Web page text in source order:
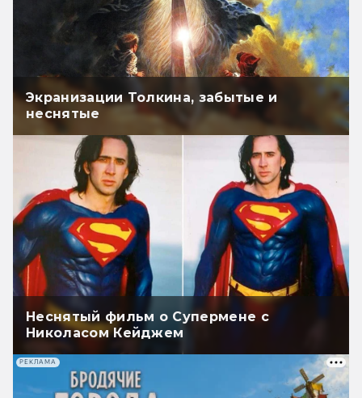
Экранизации Толкина, забытые и
неснятые
Неснятый фильм о Супермене с
Николасом Кейджем
РЕКЛАМА